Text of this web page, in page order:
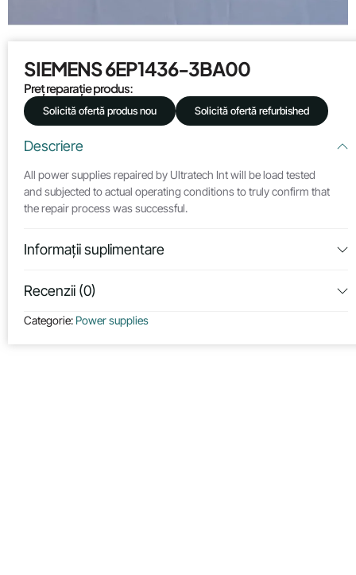
SIEMENS 6EP1436-3BA00
Preț reparație produs:
Solicită ofertă produs nou Solicită ofertă refurbished
Descriere
All power supplies repaired by Ultratech Int will be load tested
and subjected to actual operating conditions to truly confirm that
the repair process was successful.
Informații suplimentare
Recenzii (0)
Categorie: Power supplies